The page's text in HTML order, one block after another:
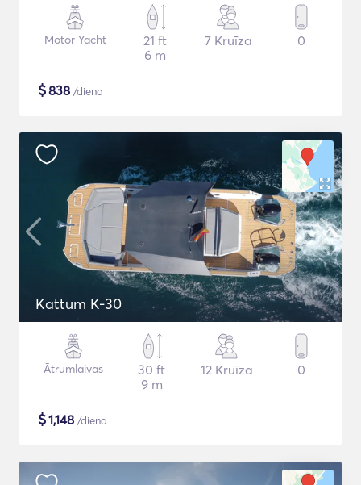
Motor Yacht
21 ft
6 m
7 Kruīza 0
$838 /diena
Kattum K-30
Ātrumlaivas
30 ft
9 m
12 Kruīza 0
$1,148 /diena